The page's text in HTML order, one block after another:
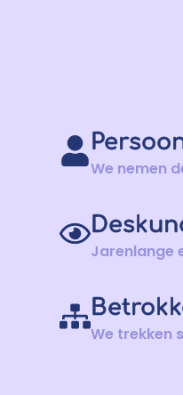
We nemen
Jarenlange
We trekken